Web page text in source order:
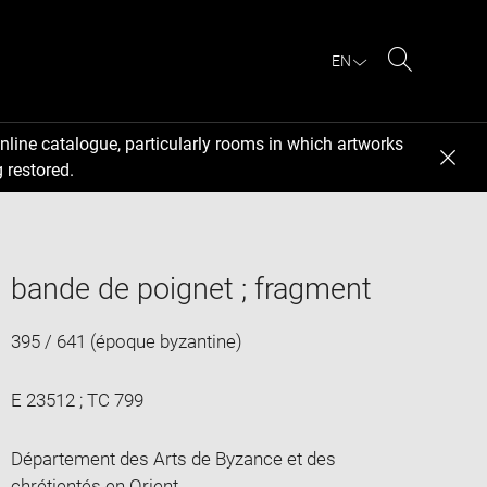
EN
catalogue, particularly rooms in which artworks
restored.
bande de poignet ; fragment
395 / 641 (époque byzantine)
E 23512 ; TC 799
Département des Arts de Byzance et des